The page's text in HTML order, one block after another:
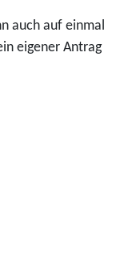
auch auf einmal
eigener Antrag